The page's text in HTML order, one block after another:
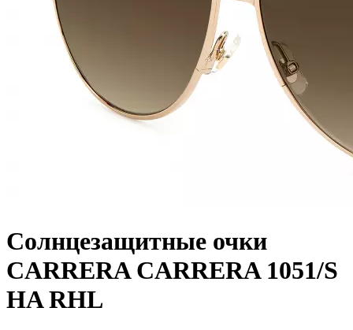
Солнцезащитные очки
CARRERA CARRERA 1051/S
HA RHL